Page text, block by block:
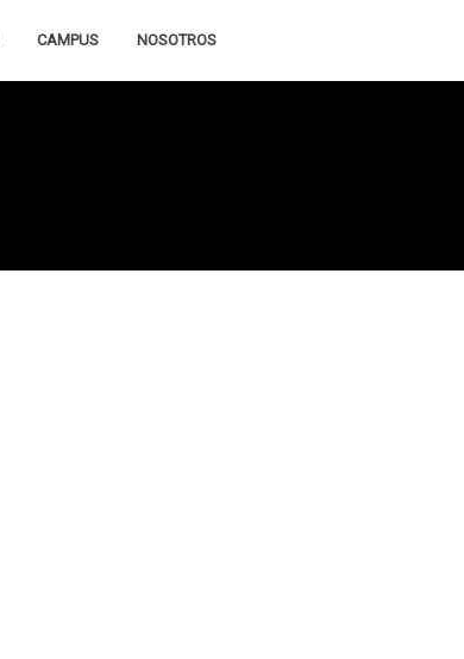
CAMPUS NOSOTROS